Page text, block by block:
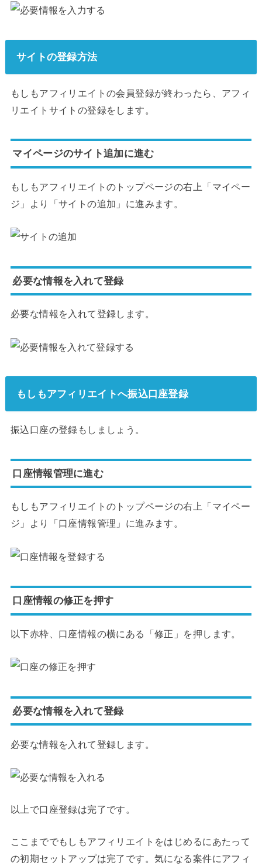
サイトの登録方法
もしもアフィリエイトの会員登録が終わったら、アフィ
リエイトサイトの登録をします。
マイページのサイト追加に進む
もしもアフィリエイトのトップページの右上「マイペー
ジ」より「サイトの追加」に進みます。
必要な情報を入れて登録
必要な情報を入れて登録します。
もしもアフィリエイトへ振込口座登録
振込口座の登録もしましょう。
口座情報管理に進む
もしもアフィリエイトのトップページの右上「マイペー
ジ」より「口座情報管理」に進みます。
口座情報の修正を押す
以下赤枠、口座情報の横にある「修正」を押します。
必要な情報を入れて登録
必要な情報を入れて登録します。
以上で口座登録は完了です。
ここまででもしもアフィリエイトをはじめるにあたって
の初期セットアップは完了です。気になる案件にアフィ